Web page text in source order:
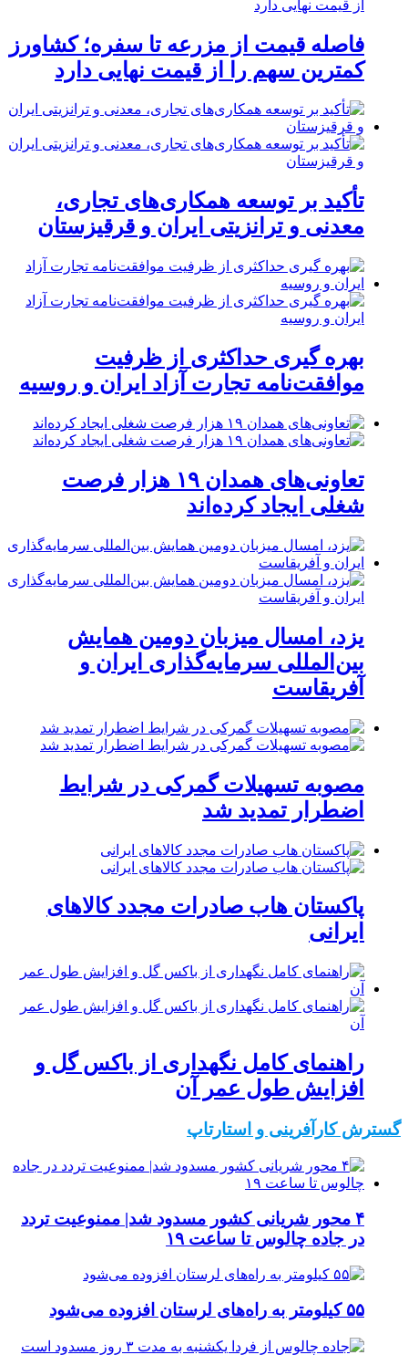
فاصله قیمت از مزرعه تا سفره؛ کشاورز
کمترین سهم را از قیمت نهایی دارد
تأکید بر توسعه همکاری‌های تجاری،
معدنی و ترانزیتی ایران و قرقیزستان
بهره گیری حداکثری از ظرفیت
موافقت‌نامه تجارت آزاد ایران و روسیه
تعاونی‌های همدان ۱۹ هزار فرصت
شغلی ایجاد کرده‌اند
یزد، امسال میزبان دومین همایش
بین‌المللی سرمایه‌گذاری ایران و
آفریقاست
مصوبه تسهیلات گمرکی در شرایط
اضطرار تمدید شد
پاکستان هاب صادرات مجدد کالاهای
ایرانی
راهنمای کامل نگهداری از باکس گل و
افزایش طول عمر آن
گسترش کارآفرینی و استارتاپ
۴ محور شریانی کشور مسدود شد| ممنوعیت تردد
در جاده چالوس تا ساعت ۱۹
۵۵ کیلومتر به راه‌های لرستان افزوده می‌شود